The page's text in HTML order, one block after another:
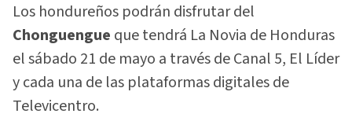
Los hondureños podrán disfrutar del
Chonguengue que tendrá La Novia de Honduras
el sábado 21 de mayo a través de Canal 5, El Líder
y cada una de las plataformas digitales de
Televicentro.